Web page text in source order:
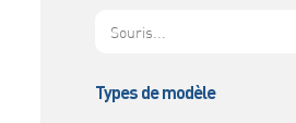
Types de modèle